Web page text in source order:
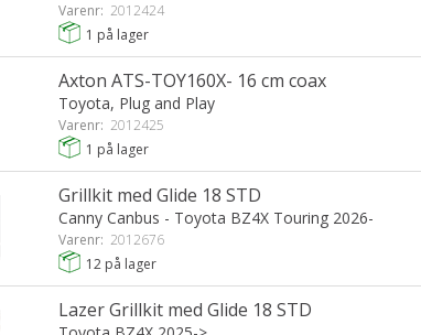
Varenr: 2012424
1 på lager
Axton ATS-TOY160X- 16 cm coax
Toyota, Plug and Play
Varenr: 2012425
1 på lager
Grillkit med Glide 18 STD
Canny Canbus - Toyota BZ4X Touring 2026-
Varenr: 2012676
12 på lager
Lazer Grillkit med Glide 18 STD